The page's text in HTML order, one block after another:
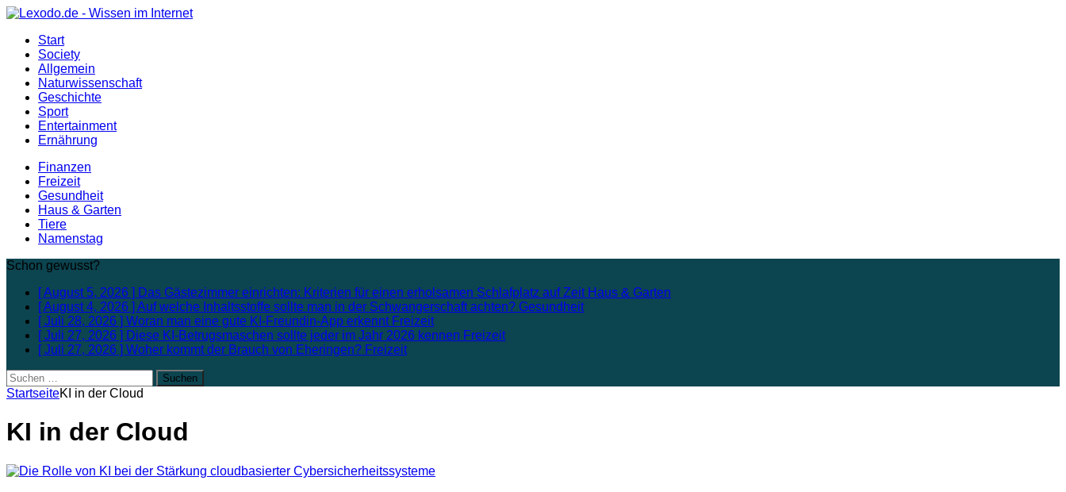
Start
Society
Allgemein
Naturwissenschaft
Geschichte
Sport
Entertainment
Ernährung
Finanzen
Freizeit
Gesundheit
Haus & Garten
Tiere
Namenstag
Schon gewusst?
[ August 5, 2026 ] Das Gästezimmer einrichten: Kriterien für einen erholsamen Schlafplatz auf Zeit Haus & Garten
[ August 4, 2026 ] Auf welche Inhaltsstoffe sollte man in der Schwangerschaft achten? Gesundheit
[ Juli 28, 2026 ] Woran man eine gute KI-Freundin-App erkennt Freizeit
[ Juli 27, 2026 ] Diese KI-Betrugsmaschen sollte jeder im Jahr 2026 kennen Freizeit
[ Juli 27, 2026 ] Woher kommt der Brauch von Eheringen? Freizeit
Suchen
nach:
StartseiteKI in der Cloud
KI in der Cloud